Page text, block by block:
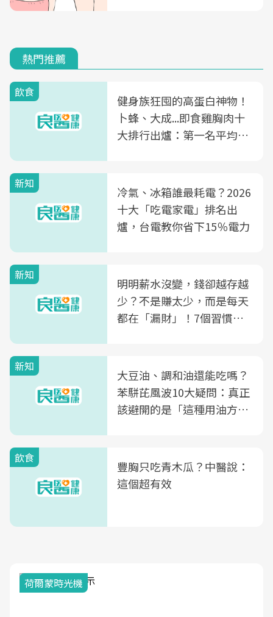
熱門推薦
飲食
健身族狂囤的高蛋白神物！
卜蜂、大成...即食雞胸肉十
大排行出爐：第一名平均一
新知
冷氣、冰箱誰最耗電？2026
十大「吃電家電」排名出
爐，台電教你省下15％電力
新知
明明薪水沒變，錢卻越存越
少？不是賺太少，而是每天
都在「漏財」！7個習慣一
新知
大豆油、調和油還能吃嗎？
苯駢芘風波10大疑問：真正
該避開的是「這種用油方
飲食
豐胸只吃青木瓜？中醫說：
這個超有效
荷爾蒙時光機